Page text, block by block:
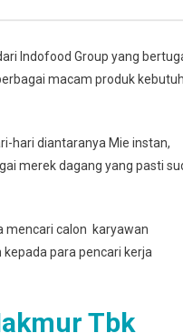
Indofood Group yang
macam produk
hari diantaranya Mie instan,
merek dagang yang pasti
mencari calon karyawan
para pencari kerja
Tbk